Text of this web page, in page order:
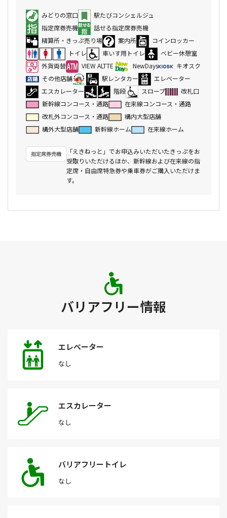
みどりの窓口
駅たびコンシェルジュ
指定席券売機
話せる指定席券売機
精算所・きっぷ売り場
案内所
コインロッカー
トイレ
車いす用トイレ
ベビー休憩室
外貨両替
VIEW ALTTE NewDays
キオスク
その他店舗
駅レンタカー
エレベーター
エスカレーター
階段 スロープ
改札口
新幹線コンコース・通路
在来線コンコース・通路
改札外コンコース・通路
構内大型店舗
構外大型店舗
新幹線ホーム 在来線ホーム
「えきねっと」でお申込みいただいたきっぷをお
受取りいただけるほか、新幹線および在来線の指
定席・自由席特急券や乗車券がご購入いただけま
す。
バリアフリー情報
エレベーター
なし
エスカレーター
なし
バリアフリートイレ
なし